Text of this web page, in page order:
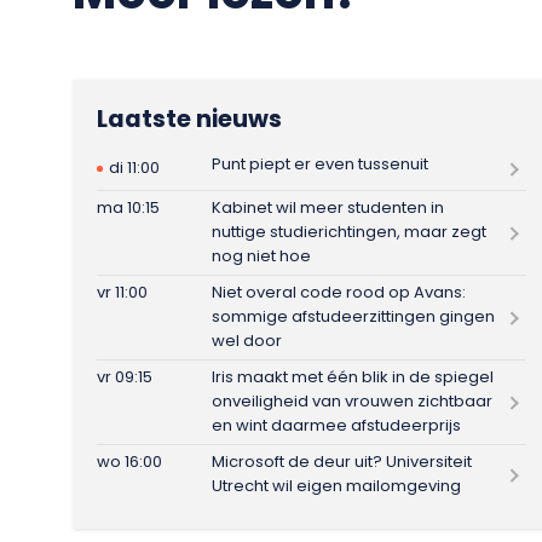
Laatste nieuws
di 11:00
Punt piept er even tussenuit
ma 10:15
Kabinet wil meer studenten in
nuttige studierichtingen, maar zegt
nog niet hoe
vr 11:00
Niet overal code rood op Avans:
sommige afstudeerzittingen gingen
wel door
vr 09:15
Iris maakt met één blik in de spiegel
onveiligheid van vrouwen zichtbaar
en wint daarmee afstudeerprijs
wo 16:00
Microsoft de deur uit? Universiteit
Utrecht wil eigen mailomgeving